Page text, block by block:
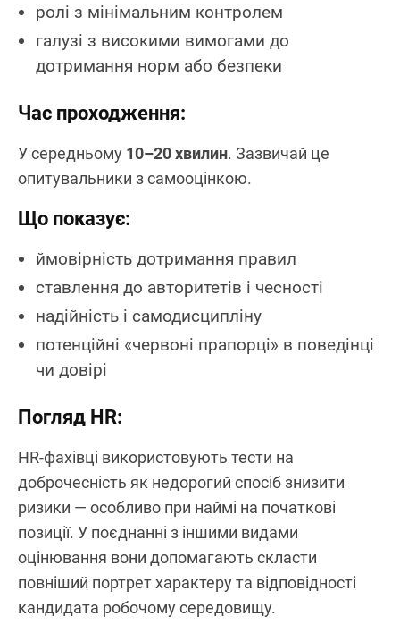
ролі з мінімальним контролем
галузі з високими вимогами до
дотримання норм або безпеки
Час проходження:
У середньому 10–20 хвилин. Зазвичай це
опитувальники з самооцінкою.
Що показує:
ймовірність дотримання правил
ставлення до авторитетів і чесності
надійність і самодисципліну
потенційні «червоні прапорці» в поведінці
чи довірі
Погляд HR:
HR-фахівці використовують тести на
доброчесність як недорогий спосіб знизити
ризики — особливо при наймі на початкові
позиції. У поєднанні з іншими видами
оцінювання вони допомагають скласти
повніший портрет характеру та відповідності
кандидата робочому середовищу.